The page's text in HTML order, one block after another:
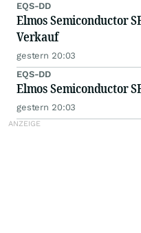
EQS-DD
Elmos Semiconductor
Verkauf
gestern 20:03
EQS-DD
Elmos Semiconductor
gestern 20:03